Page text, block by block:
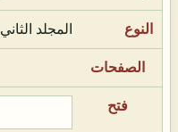
المجلد الثاني